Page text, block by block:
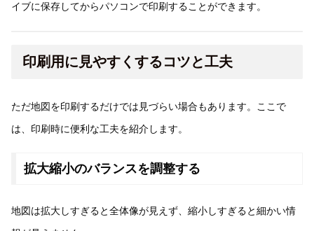
イブに保存してからパソコンで印刷することができます。
印刷用に見やすくするコツと工夫
ただ地図を印刷するだけでは見づらい場合もあります。ここで
は、印刷時に便利な工夫を紹介します。
拡大縮小のバランスを調整する
地図は拡大しすぎると全体像が見えず、縮小しすぎると細かい情